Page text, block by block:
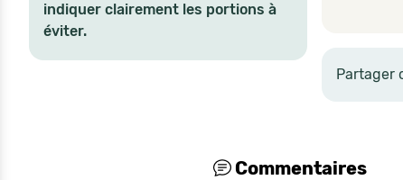
indiquer clairement les portions à
éviter.
Partager
Commentaires